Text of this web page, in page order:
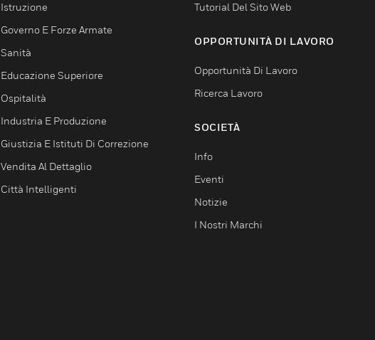
Istruzione
Governo E Forze Armate
Sanità
Educazione Superiore
Ospitalità
Industria E Produzione
Giustizia E Istituti Di Correzione
Vendita Al Dettaglio
Città Intelligenti
Tutorial Del Sito Web
OPPORTUNITÀ DI LAVORO
Opportunità Di Lavoro
Ricerca Lavoro
SOCIETÀ
Info
Eventi
Notizie
I Nostri Marchi